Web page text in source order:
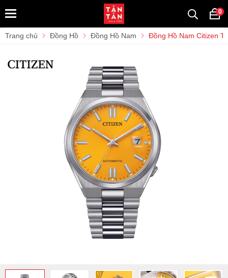
0
Trang chủ Đồng Hồ Đồng Hồ Nam Đồng Hồ Nam Citizen